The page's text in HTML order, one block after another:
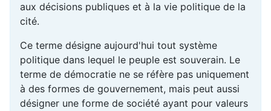
aux décisions publiques et à la vie politique de la
cité.
Ce terme désigne aujourd'hui tout système
politique dans lequel le peuple est souverain. Le
terme de démocratie ne se réfère pas uniquement
à des formes de gouvernement, mais peut aussi
désigner une forme de société ayant pour valeurs